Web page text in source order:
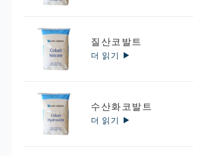
질산코발트
더 읽기
수산화코발트
더 읽기